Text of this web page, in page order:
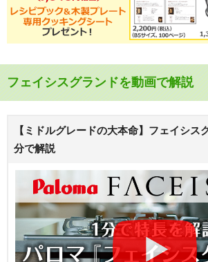
フェイシスグランドを動画で解説
【ミドルグレードの大本命】フェイシス
分で解説